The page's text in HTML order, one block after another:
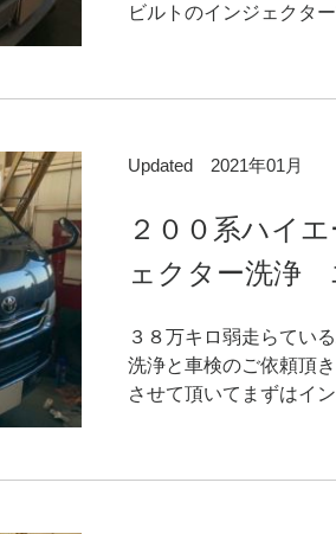
ビルトのインジェクタ
Updated 2021年01月
２００系ハイ
ェクター洗浄
３８万キロ弱走らてい
洗浄と車検のご依頼頂
させて頂いてまずはイ